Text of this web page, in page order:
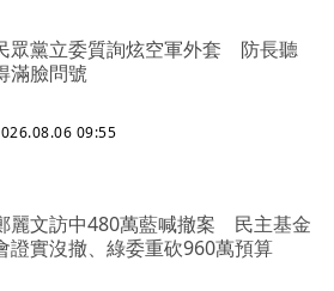
眾黨立委質詢炫空軍外套 防長聽
滿臉問號
09:55
麗文訪中480萬藍喊撤案 民主基金
證實沒撤、綠委重砍960萬預算